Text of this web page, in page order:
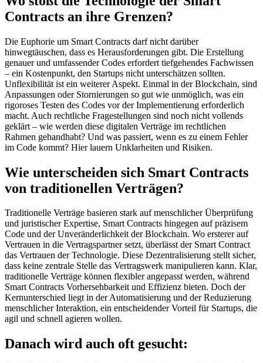
Contracts an ihre Grenzen?
Die Euphorie um Smart Contracts darf nicht darüber
hinwegtäuschen, dass es Herausforderungen gibt. Die Erstellung
genauer und umfassender Codes erfordert tiefgehendes Fachwissen
– ein Kostenpunkt, den Startups nicht unterschätzen sollten.
Unflexibilität ist ein weiterer Aspekt. Einmal in der Blockchain, sind
Anpassungen oder Stornierungen so gut wie unmöglich, was ein
rigoroses Testen des Codes vor der Implementierung erforderlich
macht. Auch rechtliche Fragestellungen sind noch nicht vollends
geklärt – wie werden diese digitalen Verträge im rechtlichen
Rahmen gehandhabt? Und was passiert, wenn es zu einem Fehler
im Code kommt? Hier lauern Unklarheiten und Risiken.
Wie unterscheiden sich Smart Contracts
von traditionellen Verträgen?
Traditionelle Verträge basieren stark auf menschlicher Überprüfung
und juristischer Expertise, Smart Contracts hingegen auf präzisem
Code und der Unveränderlichkeit der Blockchain. Wo ersterer auf
Vertrauen in die Vertragspartner setzt, überlässt der Smart Contract
das Vertrauen der Technologie. Diese Dezentralisierung stellt sicher,
dass keine zentrale Stelle das Vertragswerk manipulieren kann. Klar,
traditionelle Verträge können flexibler angepasst werden, während
Smart Contracts Vorhersehbarkeit und Effizienz bieten. Doch der
Kernunterschied liegt in der Automatisierung und der Reduzierung
menschlicher Interaktion, ein entscheidender Vorteil für Startups, die
agil und schnell agieren wollen.
Danach wird auch oft gesucht: